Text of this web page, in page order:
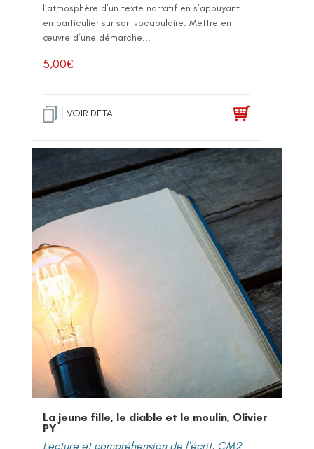
l’atmosphère d’un texte narratif en s’appuyant
en particulier sur son vocabulaire. Mettre en
œuvre d’une démarche...
5,00€
VOIR DETAIL
La jeune fille, le diable et le moulin, Olivier
PY
Lecture et compréhension de l'écrit, CM2